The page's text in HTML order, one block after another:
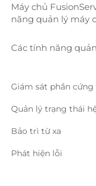
Máy chủ
năng quản lý máy
Các tính năng
Giám sát phần cứng
Quản lý trạng thái
Bảo trì từ xa
Phát hiện lỗi